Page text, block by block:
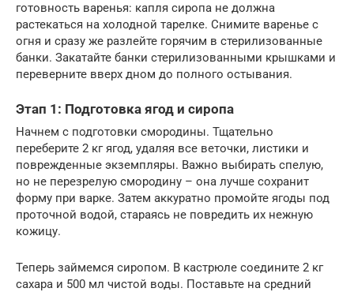
готовность варенья: капля сиропа не должна
растекаться на холодной тарелке. Снимите варенье с
огня и сразу же разлейте горячим в стерилизованные
банки. Закатайте банки стерилизованными крышками и
переверните вверх дном до полного остывания.
Этап 1: Подготовка ягод и сиропа
Начнем с подготовки смородины. Тщательно
переберите 2 кг ягод, удаляя все веточки, листики и
поврежденные экземпляры. Важно выбирать спелую,
но не перезрелую смородину – она лучше сохранит
форму при варке. Затем аккуратно промойте ягоды под
проточной водой, стараясь не повредить их нежную
кожицу.
Теперь займемся сиропом. В кастрюле соедините 2 кг
сахара и 500 мл чистой воды. Поставьте на средний